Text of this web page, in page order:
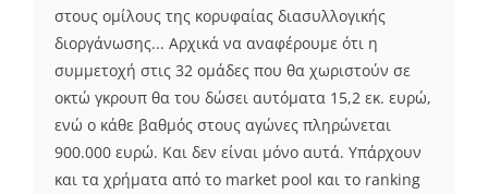
στους ομίλους της κορυφαίας διασυλλογικής
διοργάνωσης... Αρχικά να αναφέρουμε ότι η
συμμετοχή στις 32 ομάδες που θα χωριστούν σε
οκτώ γκρουπ θα του δώσει αυτόματα 15,2 εκ. ευρώ,
ενώ ο κάθε βαθμός στους αγώνες πληρώνεται
900.000 ευρώ. Και δεν είναι μόνο αυτά. Υπάρχουν
και τα χρήματα από το market pool και το ranking